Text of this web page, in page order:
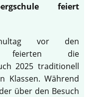
feiert
vor den
feierten die
2025 traditionell
Klassen. Während
über den Besuch